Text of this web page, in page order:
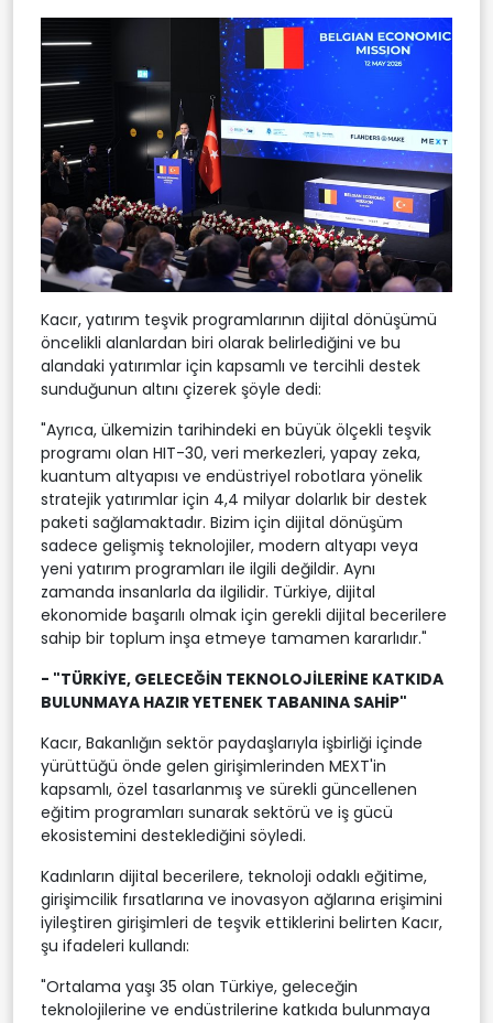
Kacır, yatırım teşvik programlarının dijital dönüşümü
öncelikli alanlardan biri olarak belirlediğini ve bu
alandaki yatırımlar için kapsamlı ve tercihli destek
sunduğunun altını çizerek şöyle dedi:
"Ayrıca, ülkemizin tarihindeki en büyük ölçekli teşvik
programı olan HIT-30, veri merkezleri, yapay zeka,
kuantum altyapısı ve endüstriyel robotlara yönelik
stratejik yatırımlar için 4,4 milyar dolarlık bir destek
paketi sağlamaktadır. Bizim için dijital dönüşüm
sadece gelişmiş teknolojiler, modern altyapı veya
yeni yatırım programları ile ilgili değildir. Aynı
zamanda insanlarla da ilgilidir. Türkiye, dijital
ekonomide başarılı olmak için gerekli dijital becerilere
sahip bir toplum inşa etmeye tamamen kararlıdır."
- "TÜRKİYE, GELECEĞİN TEKNOLOJİLERİNE KATKIDA
BULUNMAYA HAZIR YETENEK TABANINA SAHİP"
Kacır, Bakanlığın sektör paydaşlarıyla işbirliği içinde
yürüttüğü önde gelen girişimlerinden MEXT'in
kapsamlı, özel tasarlanmış ve sürekli güncellenen
eğitim programları sunarak sektörü ve iş gücü
ekosistemini desteklediğini söyledi.
Kadınların dijital becerilere, teknoloji odaklı eğitime,
girişimcilik fırsatlarına ve inovasyon ağlarına erişimini
iyileştiren girişimleri de teşvik ettiklerini belirten Kacır,
şu ifadeleri kullandı:
"Ortalama yaşı 35 olan Türkiye, geleceğin
teknolojilerine ve endüstrilerine katkıda bulunmaya